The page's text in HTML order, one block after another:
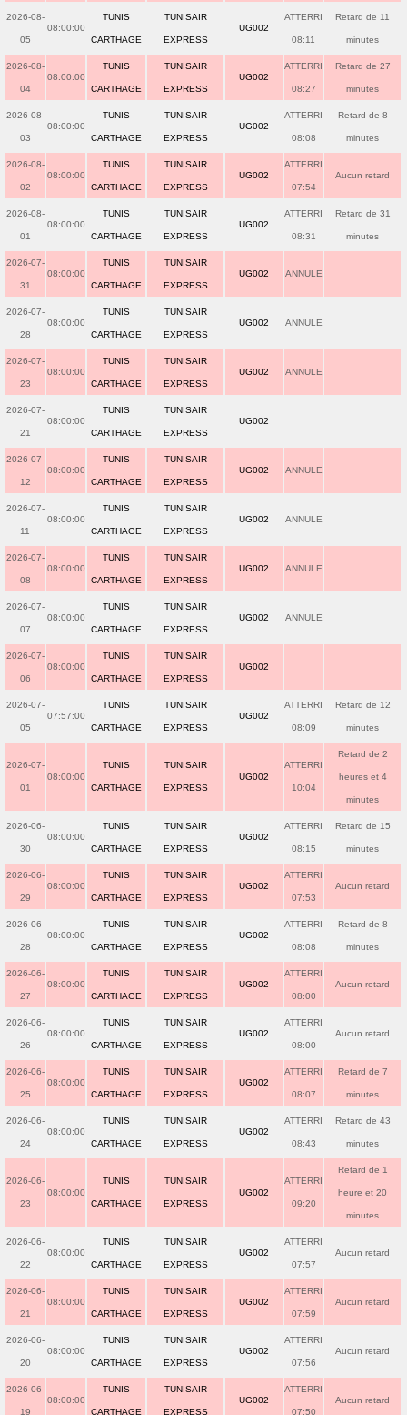
2026-08-
05
08:00:00
TUNIS
CARTHAGE
TUNISAIR
EXPRESS
UG002
ATTERRI
08:11
Retard de 11
minutes
2026-08-
04
08:00:00
TUNIS
CARTHAGE
TUNISAIR
EXPRESS
UG002
ATTERRI
08:27
Retard de 27
minutes
2026-08-
03
08:00:00
TUNIS
CARTHAGE
TUNISAIR
EXPRESS
UG002
ATTERRI
08:08
Retard de 8
minutes
2026-08-
02
08:00:00
TUNIS
CARTHAGE
TUNISAIR
EXPRESS
UG002
ATTERRI
07:54
Aucun retard
2026-08-
01
08:00:00
TUNIS
CARTHAGE
TUNISAIR
EXPRESS
UG002
ATTERRI
08:31
Retard de 31
minutes
2026-07-
31
08:00:00
TUNIS
CARTHAGE
TUNISAIR
EXPRESS
UG002 ANNULE
2026-07-
28
08:00:00
TUNIS
CARTHAGE
TUNISAIR
EXPRESS
UG002 ANNULE
2026-07-
23
08:00:00
TUNIS
CARTHAGE
TUNISAIR
EXPRESS
UG002 ANNULE
2026-07-
21
08:00:00
TUNIS
CARTHAGE
TUNISAIR
EXPRESS
UG002
2026-07-
12
08:00:00
TUNIS
CARTHAGE
TUNISAIR
EXPRESS
UG002 ANNULE
2026-07-
11
08:00:00
TUNIS
CARTHAGE
TUNISAIR
EXPRESS
UG002 ANNULE
2026-07-
08
08:00:00
TUNIS
CARTHAGE
TUNISAIR
EXPRESS
UG002 ANNULE
2026-07-
07
08:00:00
TUNIS
CARTHAGE
TUNISAIR
EXPRESS
UG002 ANNULE
2026-07-
06
08:00:00
TUNIS
CARTHAGE
TUNISAIR
EXPRESS
UG002
2026-07-
05
07:57:00
TUNIS
CARTHAGE
TUNISAIR
EXPRESS
UG002
ATTERRI
08:09
Retard de 12
minutes
2026-07-
01
08:00:00
TUNIS
CARTHAGE
TUNISAIR
EXPRESS
UG002
ATTERRI
10:04
Retard de 2
heures et 4
minutes
2026-06-
30
08:00:00
TUNIS
CARTHAGE
TUNISAIR
EXPRESS
UG002
ATTERRI
08:15
Retard de 15
minutes
2026-06-
29
08:00:00
TUNIS
CARTHAGE
TUNISAIR
EXPRESS
UG002
ATTERRI
07:53
Aucun retard
2026-06-
28
08:00:00
TUNIS
CARTHAGE
TUNISAIR
EXPRESS
UG002
ATTERRI
08:08
Retard de 8
minutes
2026-06-
27
08:00:00
TUNIS
CARTHAGE
TUNISAIR
EXPRESS
UG002
ATTERRI
08:00
Aucun retard
2026-06-
26
08:00:00
TUNIS
CARTHAGE
TUNISAIR
EXPRESS
UG002
ATTERRI
08:00
Aucun retard
2026-06-
25
08:00:00
TUNIS
CARTHAGE
TUNISAIR
EXPRESS
UG002
ATTERRI
08:07
Retard de 7
minutes
2026-06-
24
08:00:00
TUNIS
CARTHAGE
TUNISAIR
EXPRESS
UG002
ATTERRI
08:43
Retard de 43
minutes
2026-06-
23
08:00:00
TUNIS
CARTHAGE
TUNISAIR
EXPRESS
UG002
ATTERRI
09:20
Retard de 1
heure et 20
minutes
2026-06-
22
08:00:00
TUNIS
CARTHAGE
TUNISAIR
EXPRESS
UG002
ATTERRI
07:57
Aucun retard
2026-06-
21
08:00:00
TUNIS
CARTHAGE
TUNISAIR
EXPRESS
UG002
ATTERRI
07:59
Aucun retard
2026-06-
20
08:00:00
TUNIS
CARTHAGE
TUNISAIR
EXPRESS
UG002
ATTERRI
07:56
Aucun retard
2026-06-
19
08:00:00
TUNIS
CARTHAGE
TUNISAIR
EXPRESS
UG002
ATTERRI
07:50
Aucun retard